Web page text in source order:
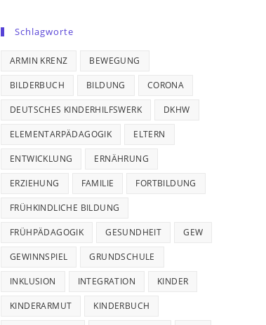
Schlagworte
ARMIN KRENZ BEWEGUNG
BILDERBUCH BILDUNG CORONA
DEUTSCHES KINDERHILFSWERK DKHW
ELEMENTARPÄDAGOGIK ELTERN
ENTWICKLUNG ERNÄHRUNG
ERZIEHUNG FAMILIE FORTBILDUNG
FRÜHKINDLICHE BILDUNG
FRÜHPÄDAGOGIK GESUNDHEIT GEW
GEWINNSPIEL GRUNDSCHULE
INKLUSION INTEGRATION KINDER
KINDERARMUT KINDERBUCH